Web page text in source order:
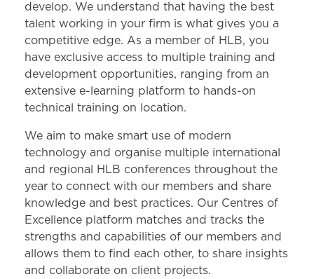
develop. We understand that having the best
talent working in your firm is what gives you a
competitive edge. As a member of HLB, you
have exclusive access to multiple training and
development opportunities, ranging from an
extensive e-learning platform to hands-on
technical training on location.
We aim to make smart use of modern
technology and organise multiple international
and regional HLB conferences throughout the
year to connect with our members and share
knowledge and best practices. Our Centres of
Excellence platform matches and tracks the
strengths and capabilities of our members and
allows them to find each other, to share insights
and collaborate on client projects.